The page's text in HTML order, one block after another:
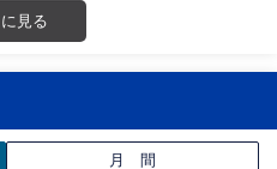
見る
月 間